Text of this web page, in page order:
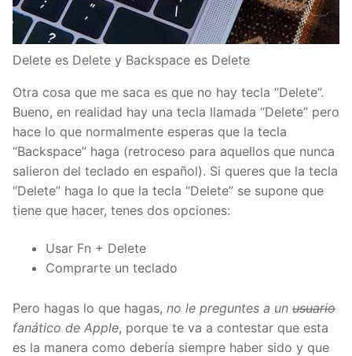
Delete es Delete y Backspace es Delete
Otra cosa que me saca es que no hay tecla “Delete”.
Bueno, en realidad hay una tecla llamada “Delete” pero
hace lo que normalmente esperas que la tecla
“Backspace” haga (retroceso para aquellos que nunca
salieron del teclado en español). Si queres que la tecla
“Delete” haga lo que la tecla “Delete” se supone que
tiene que hacer, tenes dos opciones:
Usar Fn + Delete
Comprarte un teclado
Pero hagas lo que hagas, no le preguntes a un usuario
fanático de Apple, porque te va a contestar que esta
es la manera como debería siempre haber sido y que